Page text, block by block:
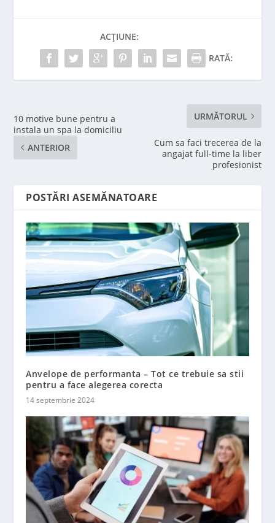
ACȚIUNE:
RATĂ:
10 motive bune pentru a
instala un spa la domiciliu
ANTERIOR
URMĂTORUL
Cum sa faci trecerea de la
angajat full-time la liber
profesionist
POSTĂRI ASEMĂNATOARE
Anvelope de performanta – Tot ce trebuie sa stii
pentru a face alegerea corecta
14 septembrie 2024